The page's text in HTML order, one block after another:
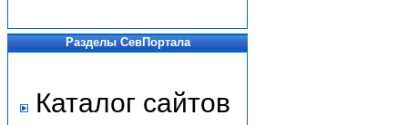
Разделы СевПортала
Каталог сайтов